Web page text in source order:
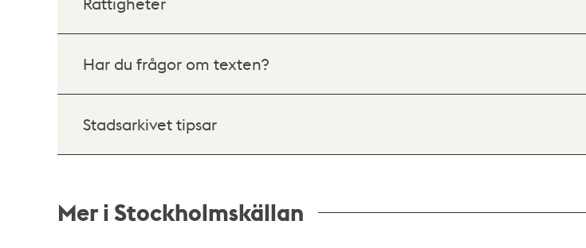
Har du frågor om texten?
Stadsarkivet tipsar
Mer i Stockholmskällan